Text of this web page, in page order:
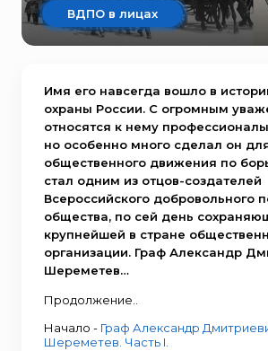
ВДПО в лицах
Имя его навсегда вошло в
охраны России. С огромным
относятся к нему
но особенно много сделал он
общественного движения по
стал одним из отцов-создателей
Всероссийского добровольного
общества, по сей день
крупнейшей в стране
организации. Граф Александр
Шереметев…
Продолжение..
Начало - Граф Александр
Шереметев. Часть I.